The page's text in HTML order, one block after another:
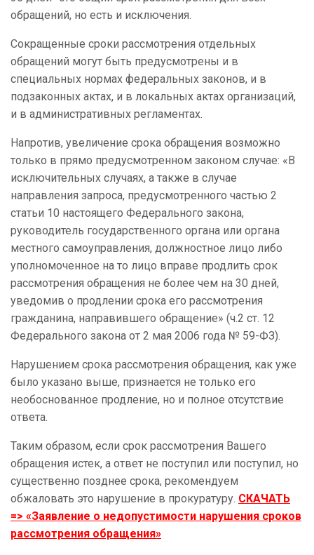
обращений, но есть и исключения.
Сокращенные сроки рассмотрения отдельных
обращений могут быть предусмотрены и в
специальных нормах федеральных законов, и в
подзаконных актах, и в локальных актах организаций,
и в административных регламентах.
Напротив, увеличение срока обращения возможно
только в прямо предусмотренном законом случае: «В
исключительных случаях, а также в случае
направления запроса, предусмотренного частью 2
статьи 10 настоящего Федерального закона,
руководитель государственного органа или органа
местного самоуправления, должностное лицо либо
уполномоченное на то лицо вправе продлить срок
рассмотрения обращения не более чем на 30 дней,
уведомив о продлении срока его рассмотрения
гражданина, направившего обращение» (ч.2 ст. 12
Федерального закона от 2 мая 2006 года № 59-ФЗ).
Нарушением срока рассмотрения обращения, как уже
было указано выше, признается не только его
необоснованное продление, но и полное отсутствие
ответа.
Таким образом, если срок рассмотрения Вашего
обращения истек, а ответ не поступил или поступил, но
существенно позднее срока, рекомендуем
обжаловать это нарушение в прокуратуру. СКАЧАТЬ
=> «Заявление о недопустимости нарушения сроков
рассмотрения обращения»